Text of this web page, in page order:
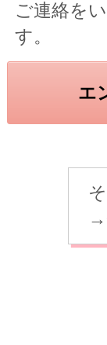
ご連絡を
す。
エ